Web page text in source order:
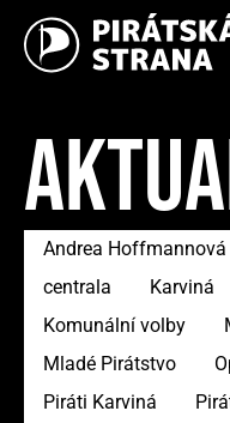
Andrea Hoffmannová
centrala
Karviná
Komunální volby
Mladé Pirátstvo
Piráti Karviná